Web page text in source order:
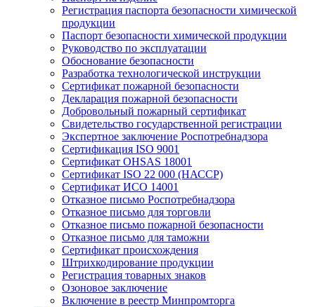
Регистрация паспорта безопасности химической
продукции
Паспорт безопасности химической продукции
Руководство по эксплуатации
Обоснование безопасности
Разработка технологической инструкции
Сертификат пожарной безопасности
Декларация пожарной безопасности
Добровольный пожарный сертификат
Свидетельство государственной регистрации
Экспертное заключение Роспотребнадзора
Сертификация ISO 9001
Сертификат OHSAS 18001
Сертификат ISO 22 000 (НАССР)
Сертификат ИСО 14001
Отказное письмо Роспотребнадзора
Отказное письмо для торговли
Отказное письмо пожарной безопасности
Отказное письмо для таможни
Сертификат происхождения
Штрихкодирование продукции
Регистрация товарных знаков
Озоновое заключение
Включение в реестр Минпромторга